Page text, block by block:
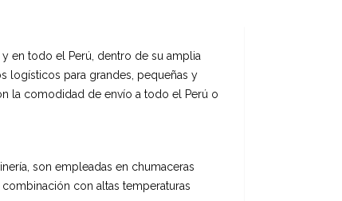
en todo el Perú, dentro de su amplia
logísticos para grandes, pequeñas y
la comodidad de envío a todo el Perú o
son empleadas en chumaceras
con altas temperaturas